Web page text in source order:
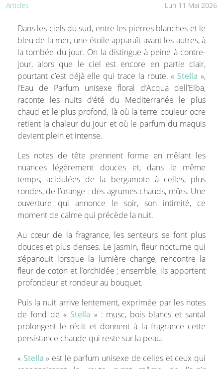
Lun 11 Mai 2026
Articles
Dans les ciels du sud, entre les pierres blanches et le
bleu de la mer, une étoile apparaît avant les autres, à
la tombée du jour. On la distingue à peine à contre-
jour, alors que le ciel est encore en partie clair,
pourtant c’est déjà elle qui trace la route. « Stella »,
l’Eau de Parfum unisexe floral d’Acqua dell’Elba,
raconte les nuits d’été du Mediterranée le plus
chaud et le plus profond, là où la terre couleur ocre
retient la chaleur du jour et où le parfum du maquis
devient plein et intense.
Les notes de tête prennent forme en mêlant les
nuances légèrement douces et, dans le même
temps, acidulées de la bergamote à celles, plus
rondes, de l’orange : des agrumes chauds, mûrs. Une
ouverture qui annonce le soir, son intimité, ce
moment de calme qui précède la nuit.
Au cœur de la fragrance, les senteurs se font plus
douces et plus denses. Le jasmin, fleur nocturne qui
s’épanouit lorsque la lumière change, rencontre la
fleur de coton et l’orchidée ; ensemble, ils apportent
profondeur et rondeur au bouquet.
Puis la nuit arrive lentement, exprimée par les notes
de fond de « Stella » : musc, bois blancs et santal
prolongent le récit et donnent à la fragrance cette
persistance chaude qui reste sur la peau.
«Stella » est le parfum unisexe de celles et ceux qui